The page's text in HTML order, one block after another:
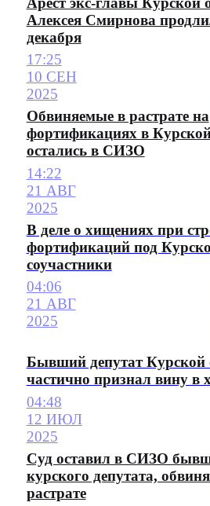
Алексея Смирнова
декабря
17:25
10 СЕН
2025
Обвиняемые в растрате на
фортификациях в
остались в СИЗО
14:22
21 АВГ
2025
В деле о хищениях при
фортификаций под
соучастники
04:06
21 АВГ
2025
Бывший депутат
частично признал вину в
04:48
12 ИЮЛ
2025
Суд оставил в СИЗО
курского депутата,
растрате